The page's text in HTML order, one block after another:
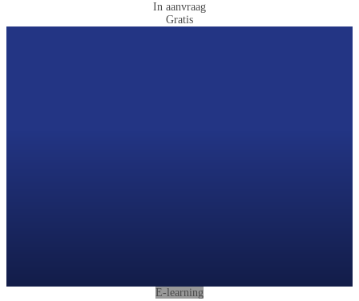
In aanvraag
Gratis
E-learning